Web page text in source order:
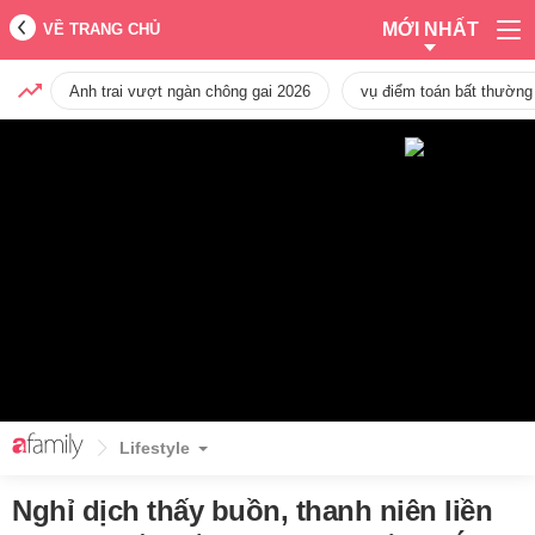
VỀ TRANG CHỦ MỚI NHẤT
Anh trai vượt ngàn chông gai 2026 vụ điểm toán bất
Lifestyle
Nghỉ dịch thấy buồn, thanh niên liền